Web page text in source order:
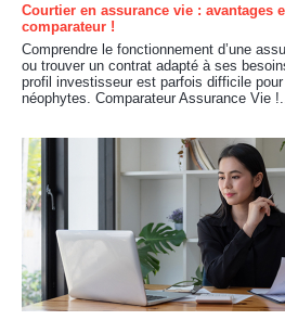
Courtier en assurance vie : avantages
comparateur !
Comprendre le fonctionnement d’une
ou trouver un contrat adapté à ses
profil investisseur est parfois difficile pour
néophytes. Comparateur Assurance Vie